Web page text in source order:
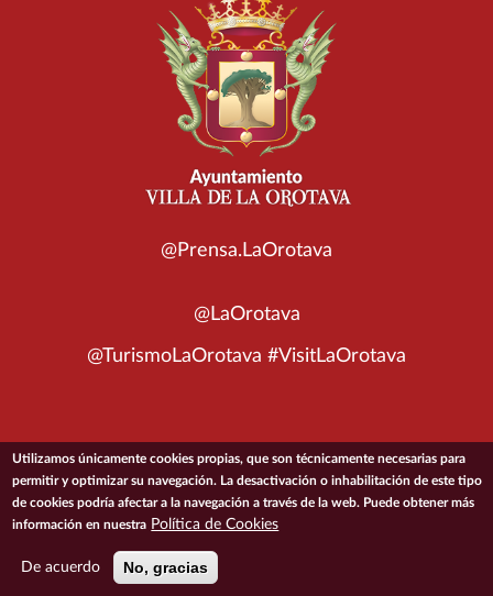
@Prensa.LaOrotava
@LaOrotava
@TurismoLaOrotava #VisitLaOrotava
© 2026 Ayuntamiento de la Villa de La Orotava
ACCESIBILIDADCONDICIONES DE USO
POLÍTICA DE COOKIES
Utilizamos únicamente cookies propias, que son técnicamente necesarias para
permitir y optimizar su navegación. La desactivación o inhabilitación de este tipo
de cookies podría afectar a la navegación a través de la web. Puede obtener más
información en nuestra Política de Cookies
De acuerdo No, gracias